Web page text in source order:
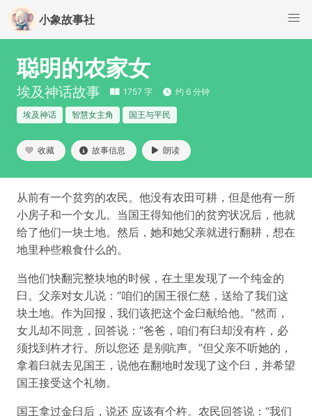
小象故事社
聪明的农家女
埃及神话故事 1757 字 约 6 分钟
埃及神话 智慧女主角 国王与平民
收藏 故事信息 朗读
从前有一个贫穷的农民。他没有农田可耕，但是他有一所
小房子和一个女儿。当国王得知他们的贫穷状况后，他就
给了他们一块土地。然后，她和她父亲就进行翻耕，想在
地里种些粮食什么的。
当他们快翻完整块地的时候，在土里发现了一个纯金的
臼。父亲对女儿说：“咱们的国王很仁慈，送给了我们这
块土地。作为回报，我们该把这个金臼献给他。”然而，
女儿却不同意，回答说：“爸爸，咱们有臼却没有杵，必
须找到杵才行。所以您还 是别吭声。”但父亲不听她的，
拿着臼就去见国王，说他在翻地时发现了这个臼，并希望
国王接受这个礼物。
国王拿过金臼后，说还 应该有个杵。农民回答说：“我们